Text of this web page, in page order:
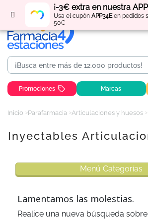
¡-3€ extra en nuestra
Usa el cupón APP34Een pedidos
50€
Regístratey obténpuntos por
Promociones Marcas
Inicio Parafarmacia Articulaciones y huesos
Inyectables
Menú Categorías
Lamentamos las molestias.
Realice una nueva búsqueda